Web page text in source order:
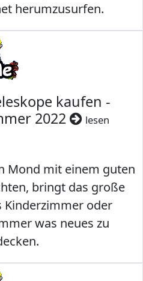
herumzusurfen.
kaufen -
2022
lesen
Mond mit einem guten
bringt das große
Kinderzimmer oder
was neues zu